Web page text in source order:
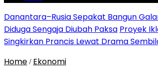
Danantara–Rusia Sepakat Bangun
Diduga Sengaja Diubah Paksa Proyek
Singkirkan Prancis Lewat Drama
Home / Ekonomi